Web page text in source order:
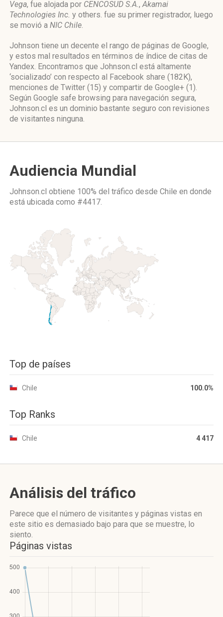
Vega, fue alojada por CENCOSUD S.A.,Akamai
Technologies Inc. y others. fue su primer registrador, luego
se movió a NIC Chile.
Johnson tiene un decente el rango de páginas de Google,
y estos mal resultados en términos de índice de citas de
Yandex. Encontramos que Johnson.cl está altamente
‘socializado’ con respecto al Facebook share (182K),
menciones de Twitter (15) y compartir de Google+ (1).
Según Google safe browsing para navegación segura,
Johnson.cl es un dominio bastante seguro con revisiones
de visitantes ninguna.
Audiencia Mundial
Johnson.cl obtiene 100% del tráfico desde Chile en donde
está ubicada como #4417.
Top de países
Chile 100.0%
Top Ranks
Chile 4 417
Análisis del tráfico
Parece que el número de visitantes y páginas vistas en
este sitio es demasiado bajo para que se muestre, lo
siento.
Páginas vistas